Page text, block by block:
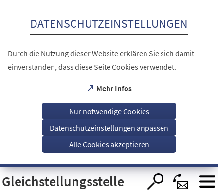
Visuelle
Assistenzsoftware
öffnen.
DATENSCHUTZEINSTELLUNGEN
Durch die Nutzung dieser Website erklären Sie sich damit
einverstanden, dass diese Seite Cookies verwendet.
Mehr Infos
(Öffnet
einem
Tab)
Nur notwendige Cookies
Datenschutzeinstellungen anpassen
Alle Cookies akzeptieren
Gleichstellungsstelle